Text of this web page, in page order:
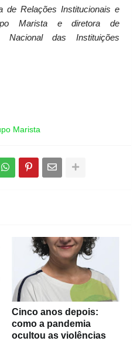
de Relações Institucionais e
Marista e diretora de
Nacional das Instituições
Marista
Cinco anos depois:
como a pandemia
ocultou as violências